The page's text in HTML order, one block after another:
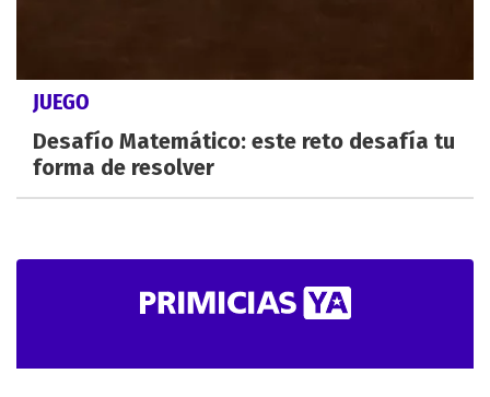
JUEGO
Desafío Matemático: este reto desafía tu
forma de resolver